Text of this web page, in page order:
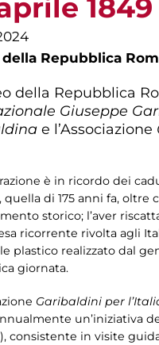
1849
della Repubblica
della Repubblica
Giuseppe
e l’Associazione
è in ricordo dei
quella di 175 anni fa,
storico; l’aver
ricorrente rivolta agli
plastico realizzato dal
giornata.
Garibaldini per
un’iniziativa
consistente in visite